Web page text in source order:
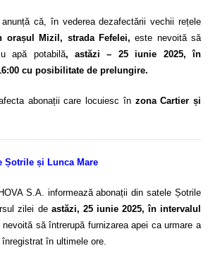
anunță că, în vederea dezafectării vechii rețele
orașul Mizil, strada Fefelei,este nevoită să
apă potabilă, astăzi – 25 iunie 2025, în
cu posibilitate de prelungire.
abonații care locuiesc înzona Cartier și
Șotrile și Lunca Mare
S.A. informează abonații din satele Șotrile
zilei de astăzi, 25 iunie 2025, în intervalul
nevoită să întrerupă furnizarea apei ca urmare a
în ultimele ore.